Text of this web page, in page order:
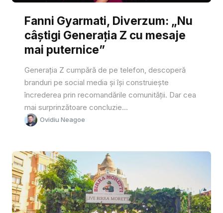
Fanni Gyarmati, Diverzum: „Nu
câștigi Generația Z cu mesaje
mai puternice”
Generația Z cumpără de pe telefon, descoperă
branduri pe social media și își construiește
încrederea prin recomandările comunității. Dar cea
mai surprinzătoare concluzie...
Ovidiu Neagoe